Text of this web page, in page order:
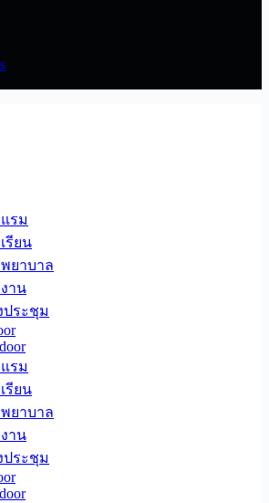
รม
รียน
ยาบาล
าน
ประชุม
รม
รียน
ยาบาล
าน
ประชุม